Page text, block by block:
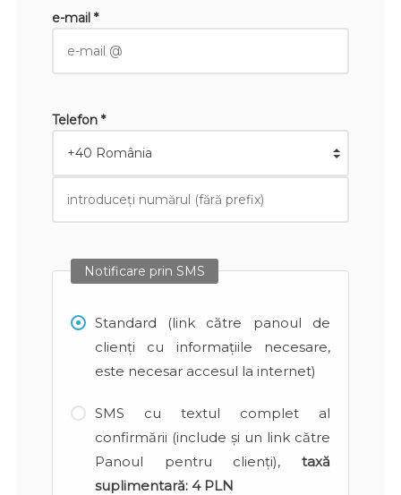
e-mail *
Telefon *
Notificare prin SMS
Standard (link către panoul de
clienți cu informațiile necesare,
este necesar accesul la internet)
SMS cu textul complet al
confirmării (include și un link către
Panoul pentru clienți), taxă
suplimentară: 4 PLN